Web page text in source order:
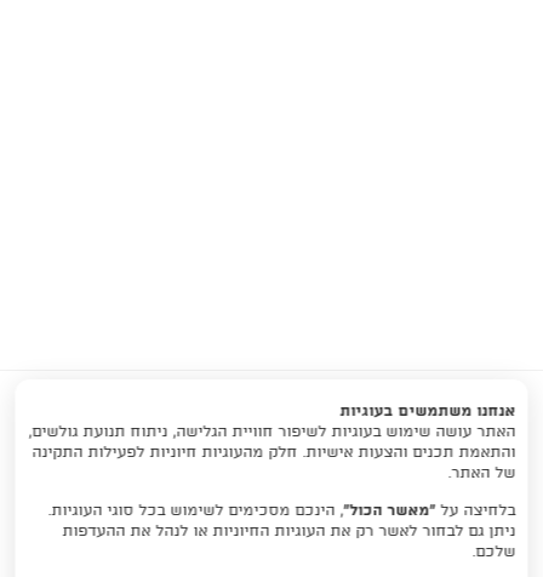
ראשי טבעות עגילים שרשראות צמידים אודות
יצירת קשר
אנחנו משתמשים בעוגיות
האתר עושה שימוש בעוגיות לשיפור חוויית הגלישה, ניתוח תנועת גולשים,
והתאמת תכנים והצעות אישיות. חלק מהעוגיות חיוניות לפעילות התקינה
של האתר.
בלחיצה על“מאשר הכול”, הינכם מסכימים לשימוש בכל סוגי העוגיות.
ניתן גם לבחור לאשר רק את העוגיות החיוניות או לנהל את ההעדפות
שלכם.